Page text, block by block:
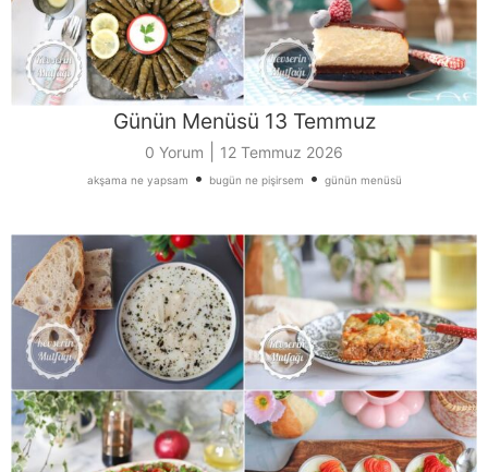
Günün Menüsü 13 Temmuz
0 Yorum 12 Temmuz 2026
akşama ne yapsam • bugün ne pişirsem • günün menüsü